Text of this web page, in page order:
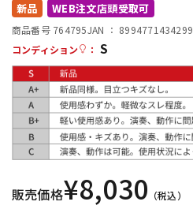
配信/ライブ機器
中古
新品 WEB注文店頭受取可
商品番号 764795JAN ： 8994771434299
コンディション
： S
販売価格¥8,030 （税込）